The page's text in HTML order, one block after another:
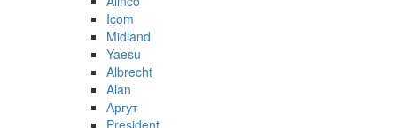
Icom
Midland
Yaesu
Albrecht
Alan
Аргут
President